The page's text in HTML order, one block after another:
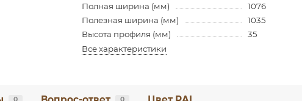
Полная ширина (мм)
1076
Полезная ширина (мм)
1035
Высота профиля (мм)
35
Все характеристики